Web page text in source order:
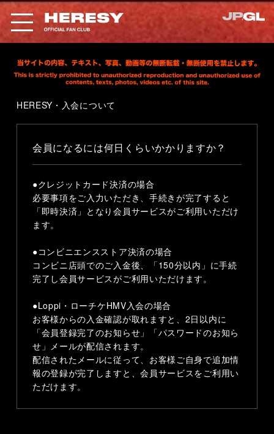
HERESY・入会について
会員になるには何日くらいかかりますか？
●クレジットカード決済の場合
必要事項をご入力いただき、手続きが完了すると
「即時決済」となり会員サービスがご利用いただけ
ます。
●コンビニエンスストア決済の場合
コンビニ店頭でのご入金後、「150分以内」に手続
完了し会員サービスがご利用いただけます。
●Loppi・ローチケHMV入会の場合
お客様からの入金確認が取れますと、2日以内に
「会員登録完了のお知らせ」「パスワードのお知ら
せ」メールが配信されます。
配信されたメールに従って、お客様ご自身で追加情
報の登録が完了しますと、会員サービスをご利用い
ただけます。